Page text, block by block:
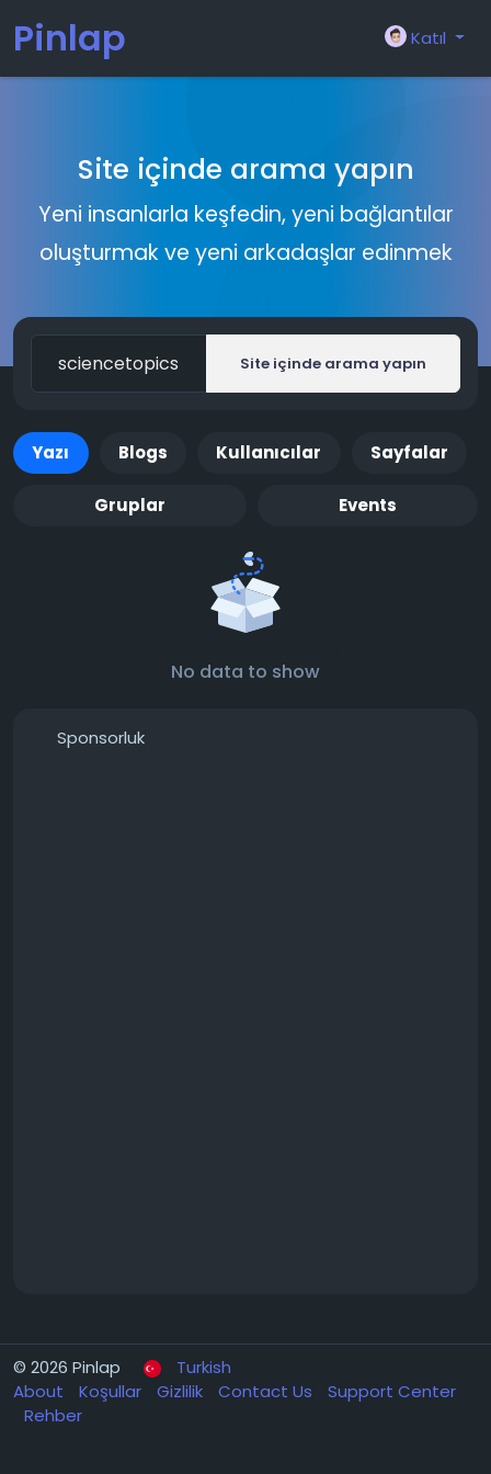
Pinlap Katıl
Site içinde arama yapın
Yeni insanlarla keşfedin, yeni bağlantılar
oluşturmak ve yeni arkadaşlar edinmek
Site içinde arama yapın
Yazı Blogs Kullanıcılar Sayfalar
Gruplar Events
No data to show
Sponsorluk
© 2026 Pinlap
Turkish
About
Koşullar Gizlilik Contact Us
Support Center
Rehber